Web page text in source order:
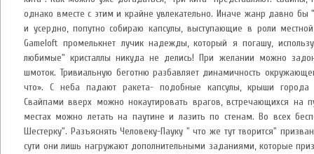
однако вместе с этим и крайне увлекательно. Иначе жанр давно бы
и усердно, попутно собираю капсулы, выступающие в роли
Gameloft промелькнет лучик надежды, который я погашу,
любимые" кристаллы никуда не делись! При желании можно
шмоток. Тривиальную беготню разбавляет динамичность
что». С неба падают ракета- подобные капсулы, крыши города
Свайпами вверх можно нокаутировать врагов, встречающихся на
местах можно летать на паутине и лазить по стенам. Во всех
Шестерку". Разъяснять Человеку-Пауку " что же тут творится"
сути они лишь нагружают дополнительными заданиями, которые